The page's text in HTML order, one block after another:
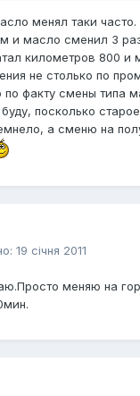
менял таки часто.
и масло сменил 3
километров 800 и
не столько по
по факту смены типа
посколько
а сменю на
19 січня 2011
меняю на